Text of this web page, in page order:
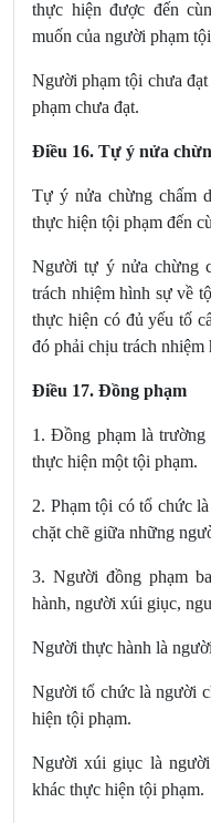
thực hiện được đến
muốn của người phạm
Người phạm tội chưa
phạm chưa đạt.
Điều 16. Tự ý nửa
Tự ý nửa chừng chấm
thực hiện tội phạm đến
Người tự ý nửa chừng
trách nhiệm hình sự về
thực hiện có đủ yếu tố
đó phải chịu trách nhiệm
Điều 17. Đồng phạm
1. Đồng phạm là
thực hiện một tội phạm.
2. Phạm tội có tổ chức
chặt chẽ giữa những
3. Người đồng phạm
hành, người xúi giục,
Người thực hành là
Người tổ chức là người
hiện tội phạm.
Người xúi giục là
khác thực hiện tội phạm.